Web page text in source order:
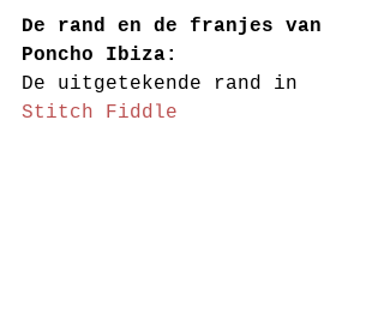
De rand en de franjes van
Poncho Ibiza:
De uitgetekende rand in
Stitch Fiddle